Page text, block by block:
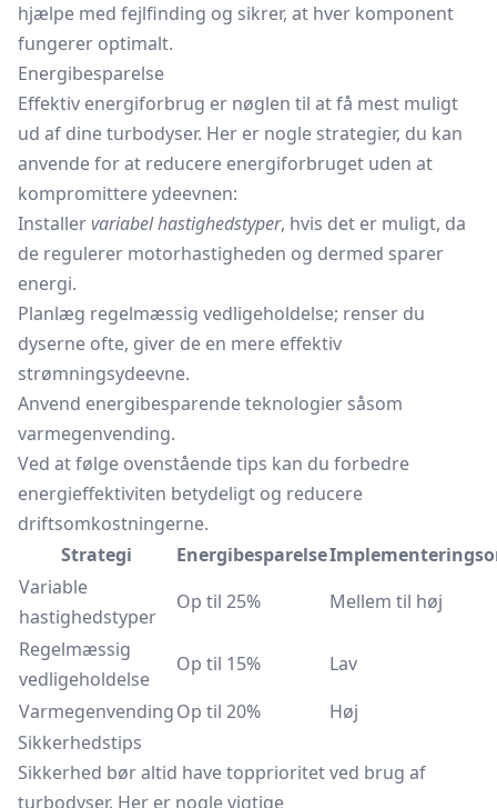
hjælpe med fejlfinding og sikrer, at hver komponent
fungerer optimalt.
Energibesparelse
Effektiv energiforbrug er nøglen til at få mest muligt
ud af dine turbodyser. Her er nogle strategier, du kan
anvende for at reducere energiforbruget uden at
kompromittere ydeevnen:
Installervariabel hastighedstyper, hvis det er muligt, da
de regulerer motorhastigheden og dermed sparer
energi.
Planlæg regelmæssig vedligeholdelse; renser du
dyserne ofte, giver de en mere effektiv
strømningsydeevne.
Anvend energibesparende teknologier såsom
varmegenvending.
Ved at følge ovenstående tips kan du forbedre
energieffektiviten betydeligt og reducere
driftsomkostningerne.
Strategi
Energibesparelse
Variable
hastighedstyper
Op til 25%
Mellem til høj
Regelmæssig
vedligeholdelse
Op til 15%
Lav
VarmegenvendingOp til 20%
Høj
Sikkerhedstips
Sikkerhed bør altid have topprioritet ved brug af
turbodyser. Her er nogle vigtige